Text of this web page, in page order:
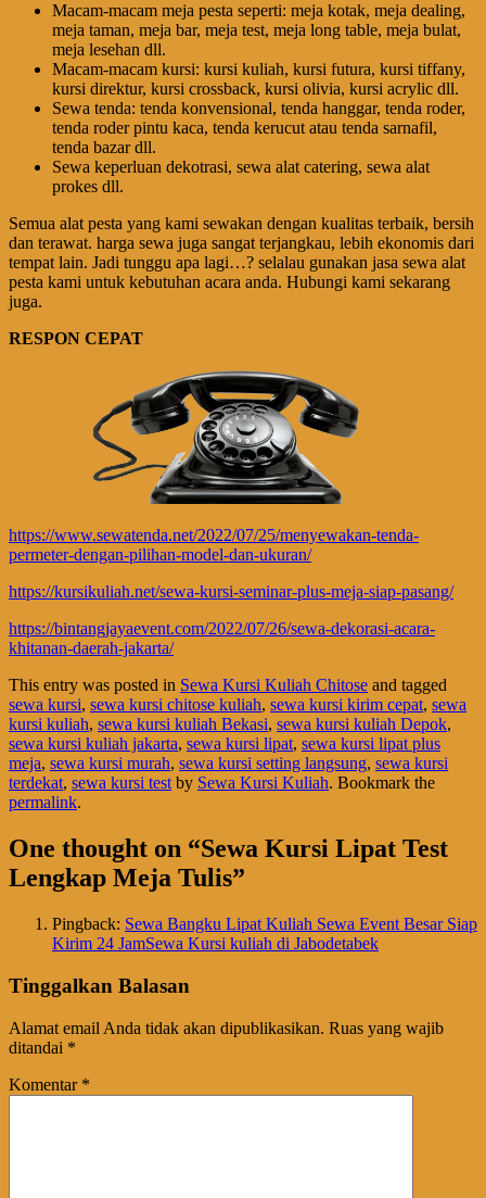
Macam-macam meja pesta seperti: meja kotak, meja dealing,
meja taman, meja bar, meja test, meja long table, meja bulat,
meja lesehan dll.
Macam-macam kursi: kursi kuliah, kursi futura, kursi tiffany,
kursi direktur, kursi crossback, kursi olivia, kursi acrylic dll.
Sewa tenda: tenda konvensional, tenda hanggar, tenda roder,
tenda roder pintu kaca, tenda kerucut atau tenda sarnafil,
tenda bazar dll.
Sewa keperluan dekotrasi, sewa alat catering, sewa alat
prokes dll.
Semua alat pesta yang kami sewakan dengan kualitas terbaik, bersih
dan terawat. harga sewa juga sangat terjangkau, lebih ekonomis dari
tempat lain. Jadi tunggu apa lagi…? selalau gunakan jasa sewa alat
pesta kami untuk kebutuhan acara anda. Hubungi kami sekarang
juga.
RESPON CEPAT
https://www.sewatenda.net/2022/07/25/menyewakan-tenda-
permeter-dengan-pilihan-model-dan-ukuran/
https://kursikuliah.net/sewa-kursi-seminar-plus-meja-siap-pasang/
https://bintangjayaevent.com/2022/07/26/sewa-dekorasi-acara-
khitanan-daerah-jakarta/
This entry was posted in Sewa Kursi Kuliah Chitose and tagged
sewa kursi, sewa kursi chitose kuliah, sewa kursi kirim cepat, sewa
kursi kuliah, sewa kursi kuliah Bekasi, sewa kursi kuliah Depok,
sewa kursi kuliah jakarta, sewa kursi lipat, sewa kursi lipat plus
meja, sewa kursi murah, sewa kursi setting langsung, sewa kursi
terdekat, sewa kursi test by Sewa Kursi Kuliah. Bookmark the
permalink.
One thought on “Sewa Kursi Lipat Test
Lengkap Meja Tulis”
Pingback: Sewa Bangku Lipat Kuliah Sewa Event Besar Siap
Kirim 24 JamSewa Kursi kuliah di Jabodetabek
Tinggalkan Balasan
Alamat email Anda tidak akan dipublikasikan. Ruas yang wajib
ditandai *
Komentar *